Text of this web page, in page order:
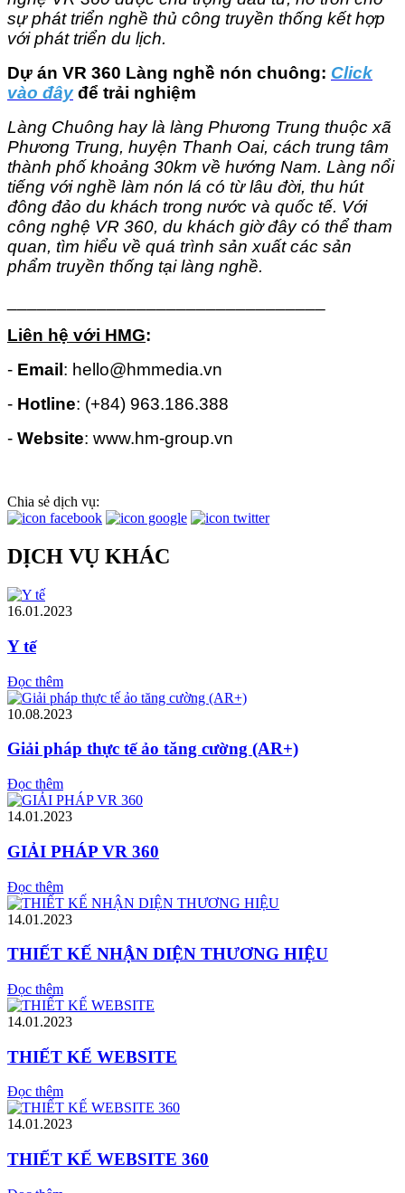
sự phát triển nghề thủ công truyền thống kết hợp
với phát triển du lịch.
Dự án VR 360 Làng nghề nón chuông: Click
vào đây để trải nghiệm
Làng Chuông hay là làng Phương Trung thuộc xã
Phương Trung, huyện Thanh Oai, cách trung tâm
thành phố khoảng 30km về hướng Nam. Làng nổi
tiếng với nghề làm nón lá có từ lâu đời, thu hút
đông đảo du khách trong nước và quốc tế. Với
công nghệ VR 360, du khách giờ đây có thể tham
quan, tìm hiểu về quá trình sản xuất các sản
phẩm truyền thống tại làng nghề.
Liên hệ với HMG:
- Email : hello@hmmedia.vn
- Hotline: (+84) 963.186.388
- Website: www.hm-group.vn
Chia sẻ dịch vụ:
DỊCH VỤ KHÁC
16.01.2023
Y tế
Đọc thêm
10.08.2023
Giải pháp thực tế ảo tăng cường (AR+)
Đọc thêm
14.01.2023
GIẢI PHÁP VR 360
Đọc thêm
14.01.2023
THIẾT KẾ NHẬN DIỆN THƯƠNG HIỆU
Đọc thêm
14.01.2023
THIẾT KẾ WEBSITE
Đọc thêm
14.01.2023
THIẾT KẾ WEBSITE 360